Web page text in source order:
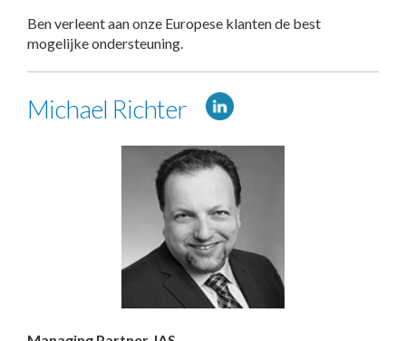
Ben verleent aan onze Europese klanten de best
mogelijke ondersteuning.
Michael Richter